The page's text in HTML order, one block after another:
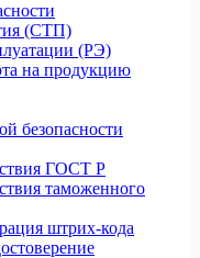
(СТП)
(РЭ)
на продукцию
безопасности
ГОСТ Р
таможенного
штрих-кода